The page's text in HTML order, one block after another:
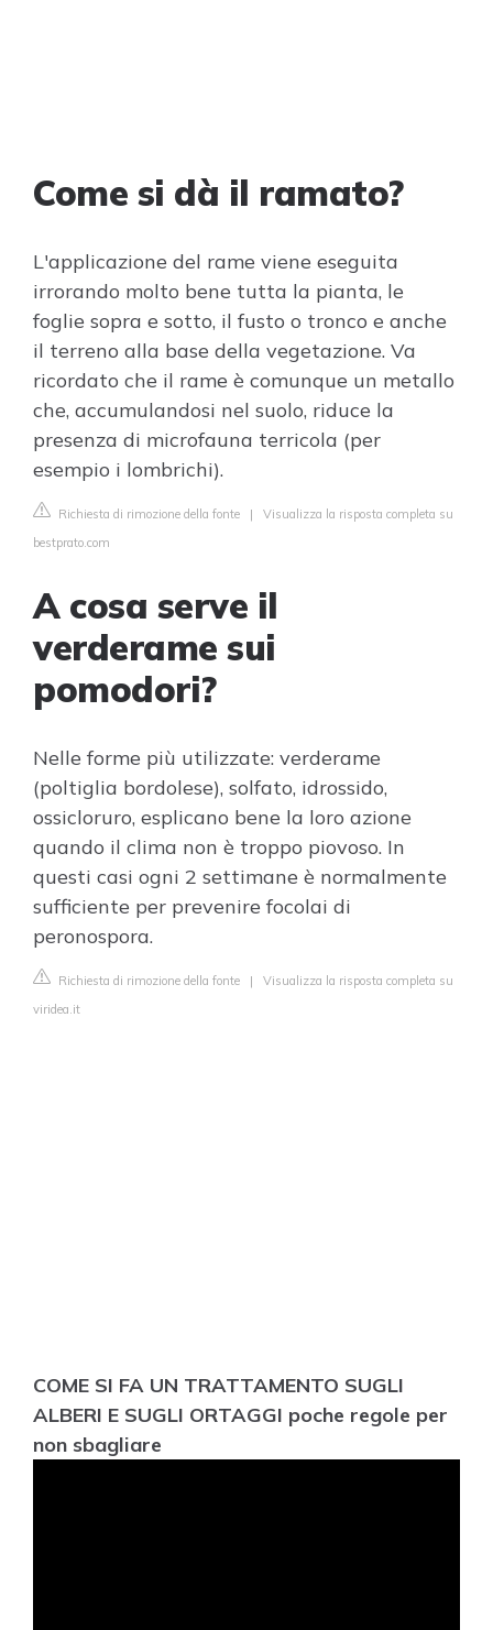
Come si dà il ramato?
L'applicazione del rame viene eseguita
irrorando molto bene tutta la pianta, le
foglie sopra e sotto, il fusto o tronco e anche
il terreno alla base della vegetazione. Va
ricordato che il rame è comunque un metallo
che, accumulandosi nel suolo, riduce la
presenza di microfauna terricola (per
esempio i lombrichi).
Richiesta di rimozione della fonte | Visualizza la risposta completa su
bestprato.com
A cosa serve il
verderame sui
pomodori?
Nelle forme più utilizzate: verderame
(poltiglia bordolese), solfato, idrossido,
ossicloruro, esplicano bene la loro azione
quando il clima non è troppo piovoso. In
questi casi ogni 2 settimane è normalmente
sufficiente per prevenire focolai di
peronospora.
Richiesta di rimozione della fonte | Visualizza la risposta completa su
viridea.it
COME SI FA UN TRATTAMENTO SUGLI
ALBERI E SUGLI ORTAGGI poche regole per
non sbagliare